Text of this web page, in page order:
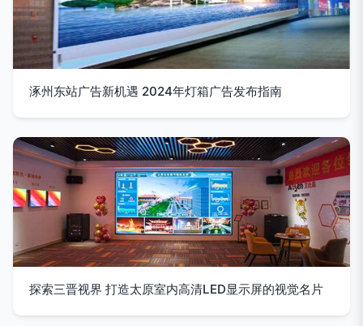
涿州东站广告新机遇 2024年灯箱广告发布指南
探索三晋视界 打造太原室内高清LED显示屏的视觉名片